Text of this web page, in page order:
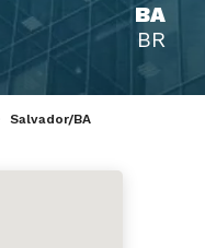
BA
BR
Salvador/BA